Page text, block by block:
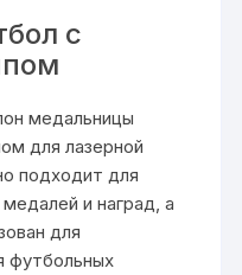
с
медальницы
для лазерной
подходит для
и наград, а
для
футбольных